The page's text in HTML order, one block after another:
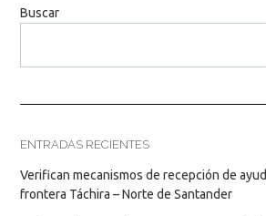
Buscar
ENTRADAS RECIENTES
Verifican mecanismos de recepción de
frontera Táchira – Norte de Santander